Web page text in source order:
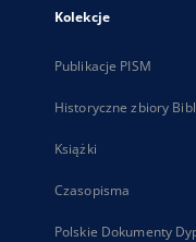
Kolekcje
Publikacje PISM
Historyczne zbiory
Książki
Czasopisma
Polskie Dokumenty